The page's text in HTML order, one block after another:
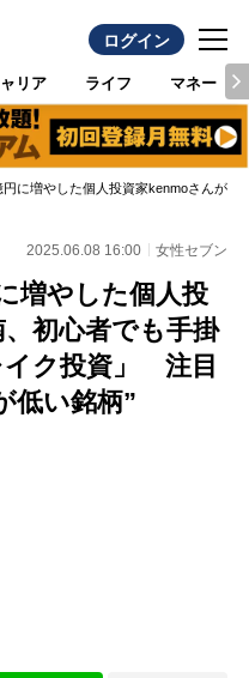
ログイン
リア ライフ マネー
円に増やした個人投資家kenmoさんが
2025.06.08 16:00 女性セブン
増やした個人投
初心者でも手掛
イク投資」 注目
低い銘柄”